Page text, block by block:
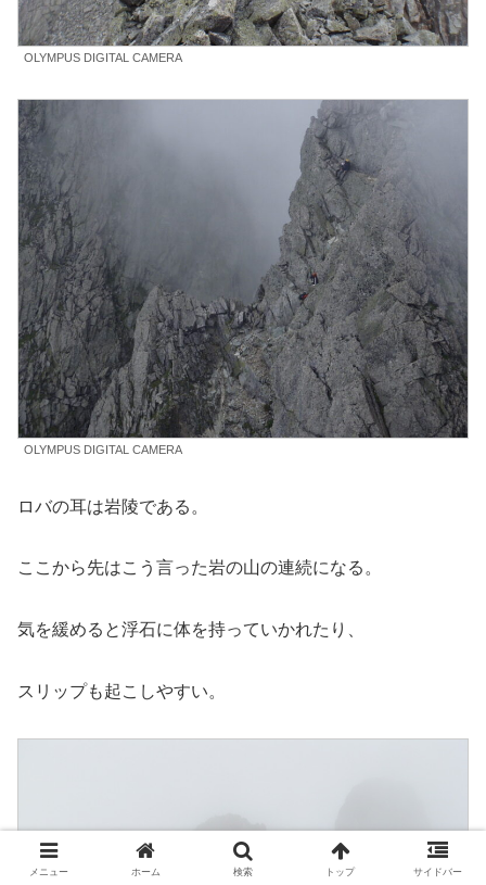
OLYMPUS DIGITAL CAMERA
OLYMPUS DIGITAL CAMERA
ロバの耳は岩陵である。
ここから先はこう言った岩の山の連続になる。
気を緩めると浮石に体を持っていかれたり、
スリップも起こしやすい。
メニュー ホーム 検索 トップ サイドバー